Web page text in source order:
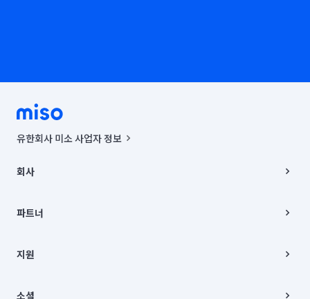
유한회사 미소 사업자 정보
00019 |
주소 | 본사: 서울특별시 종로구 율곡로 6(중학동, 트윈트리빌딩) B동 5층
컨택센터 : 서울특별시 종로구 수송동 율곡로 24, 7층, 8층 미소
상품, 상품정보, 거래에 관한 의무와 책임은 거래당사자에게 있습니다.
언론 보도 관련 문의:
© 유한회사 미소. Miso, Inc. All Rights Reserved.
회사
채용
파트너
이사
지원
이용약관
소셜